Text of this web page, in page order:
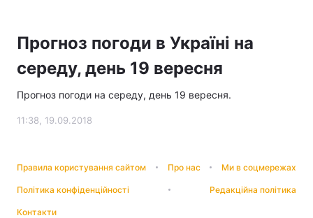
Прогноз погоди в Україні на
середу, день 19 вересня
Прогноз погоди на середу, день 19 вересня.
11:38, 19.09.2018
Правила користування сайтом Про нас Ми в соцмережах
Політика конфіденційності Редакційна політика
Контакти